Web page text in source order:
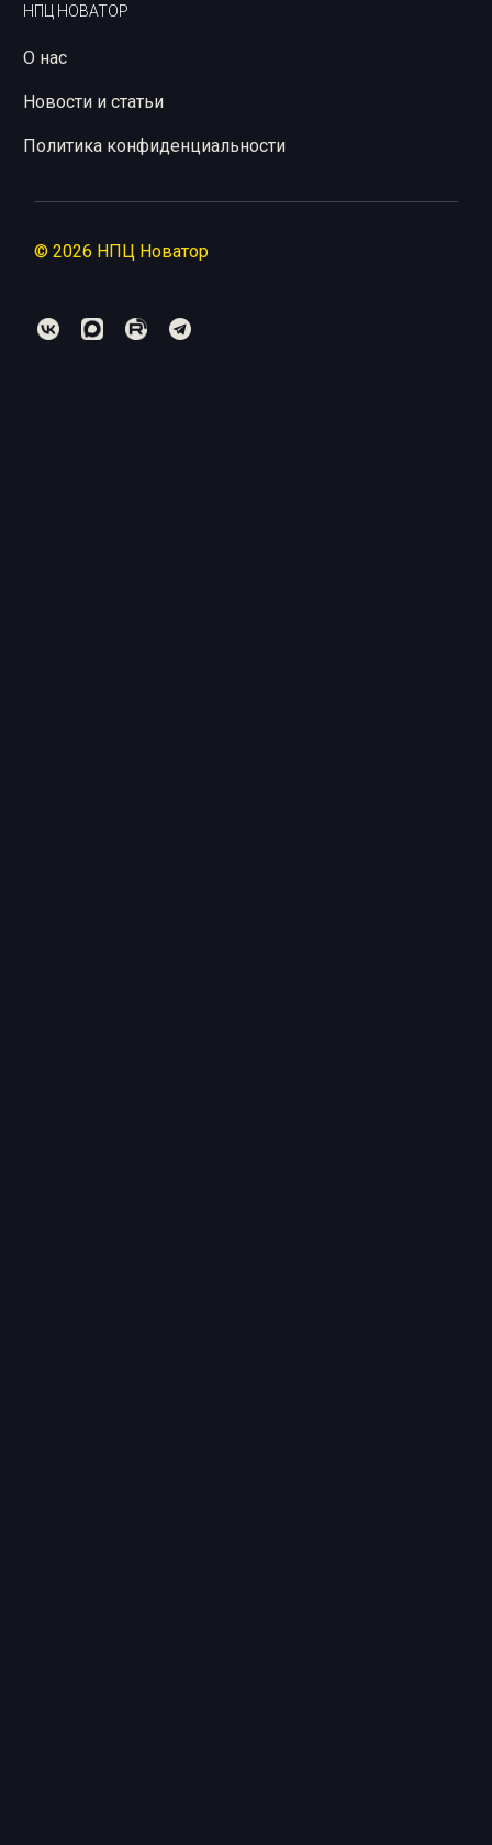
НПЦ НОВАТОР
О нас
Новости и статьи
Политика конфиденциальности
© 2026 НПЦ Новатор